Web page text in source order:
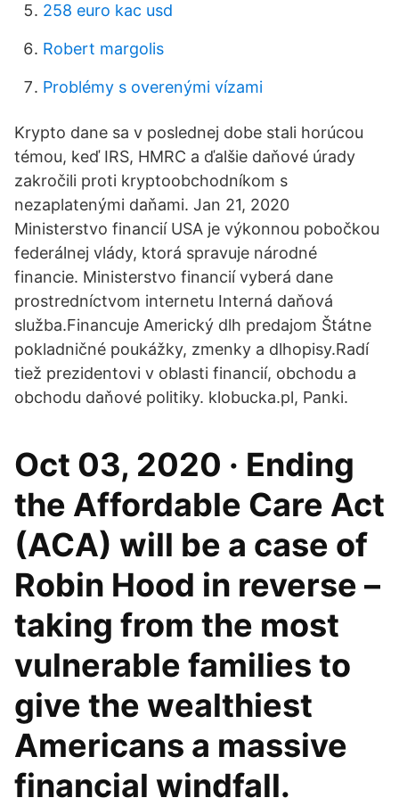
258 euro kac usd
Robert margolis
Problémy s overenými vízami
Krypto dane sa v poslednej dobe stali horúcou
témou, keď IRS, HMRC a ďalšie daňové úrady
zakročili proti kryptoobchodníkom s
nezaplatenými daňami. Jan 21, 2020
Ministerstvo financií USA je výkonnou pobočkou
federálnej vlády, ktorá spravuje národné
financie. Ministerstvo financií vyberá dane
prostredníctvom internetu Interná daňová
služba.Financuje Americký dlh predajom Štátne
pokladničné poukážky, zmenky a dlhopisy.Radí
tiež prezidentovi v oblasti financií, obchodu a
obchodu daňové politiky. klobucka.pl, Panki.
Oct 03, 2020 · Ending
the Affordable Care Act
(ACA) will be a case of
Robin Hood in reverse –
taking from the most
vulnerable families to
give the wealthiest
Americans a massive
financial windfall.